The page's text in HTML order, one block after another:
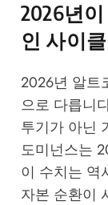
2026년
인 사이
2026년 알트
으로 다릅니
투기가 아닌
도미넌스는
이 수치는 역
자본 순환이